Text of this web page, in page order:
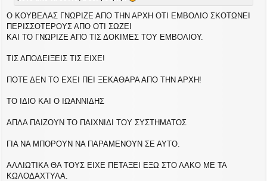
O ΚΟΥΒΕΛΑΣ ΓΝΩΡΙΖΕ ΑΠΟ ΤΗΝ ΑΡΧΗ ΟΤΙ ΕΜΒΟΛΙΟ ΣΚΟΤΩΝΕΙ
ΠΕΡΙΣΣΟΤΕΡΟΥΣ ΑΠΟ ΟΤΙ ΣΩΖΕΙ
ΚΑΙ ΤΟ ΓΝΩΡΙΖΕ ΑΠΟ ΤΙΣ ΔΟΚΙΜΕΣ ΤΟΥ ΕΜΒΟΛΙΟΥ.
ΤΙΣ ΑΠΟΔΕΙΞΕΙΣ ΤΙΣ ΕΙΧΕ!
ΠΟΤΕ ΔΕΝ ΤΟ ΕΧΕΙ ΠΕΙ ΞΕΚΑΘΑΡΑ ΑΠΟ ΤΗΝ ΑΡΧΗ!
ΤΟ ΙΔΙΟ ΚΑΙ Ο ΙΩΑΝΝΙΔΗΣ
ΑΠΛΑ ΠΑΙΖΟΥΝ ΤΟ ΠΑΙΧΝΙΔΙ ΤΟΥ ΣΥΣΤΗΜΑΤΟΣ
ΓΙΑ ΝΑ ΜΠΟΡΟΥΝ ΝΑ ΠΑΡΑΜΕΝΟΥΝ ΣΕ ΑΥΤΟ.
ΑΛΛΙΩΤΙΚΑ ΘΑ ΤΟΥΣ ΕΙΧΕ ΠΕΤΑΞΕΙ ΕΞΩ ΣΤΟ ΛΑΚΟ ΜΕ ΤΑ
ΚΩΛΟΔΑΧΤΥΛΑ.